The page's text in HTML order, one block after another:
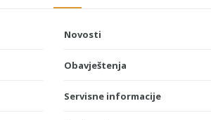
Novosti
Obavještenja
Servisne informacije